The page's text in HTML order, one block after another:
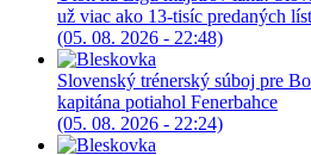
už viac ako 13-tisíc predaných
(05. 08. 2026 - 22:48)
Slovenský trénerský súboj pre
kapitána potiahol Fenerbahce
(05. 08. 2026 - 22:24)